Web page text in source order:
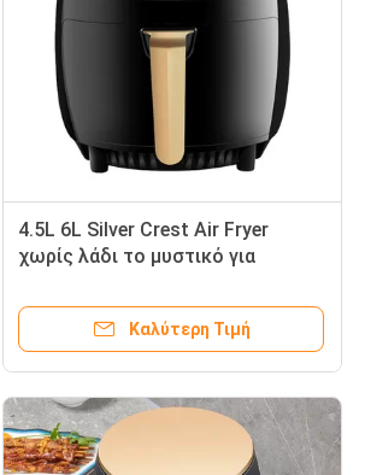
4.5L 6L Silver Crest Air Fryer
χωρίς λάδι το μυστικό για
Καλύτερη Τιμή